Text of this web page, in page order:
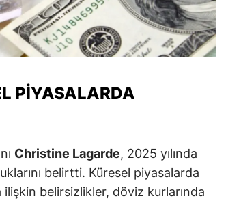
PIYASALARDA
Christine Lagarde, 2025 yılında
belirtti. Küresel piyasalarda
belirsizlikler, döviz kurlarında